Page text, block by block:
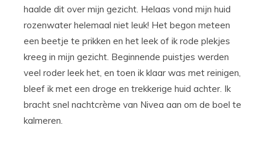
haalde dit over mijn gezicht. Helaas vond mijn huid
rozenwater helemaal niet leuk! Het begon meteen
een beetje te prikken en het leek of ik rode plekjes
kreeg in mijn gezicht. Beginnende puistjes werden
veel roder leek het, en toen ik klaar was met reinigen,
bleef ik met een droge en trekkerige huid achter. Ik
bracht snel nachtcrème van Nivea aan om de boel te
kalmeren.